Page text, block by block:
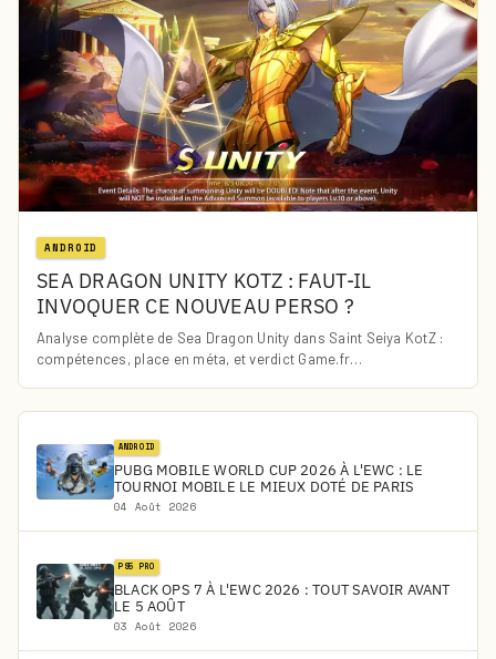
ANDROID
SEA DRAGON UNITY KOTZ : FAUT-IL
INVOQUER CE NOUVEAU PERSO ?
Analyse complète de Sea Dragon Unity dans Saint Seiya KotZ :
compétences, place en méta, et verdict Game.fr…
ANDROID
PUBG MOBILE WORLD CUP 2026 À L'EWC : LE
TOURNOI MOBILE LE MIEUX DOTÉ DE PARIS
04 Août 2026
PS5 PRO
BLACK OPS 7 À L'EWC 2026 : TOUT SAVOIR AVANT
LE 5 AOÛT
03 Août 2026